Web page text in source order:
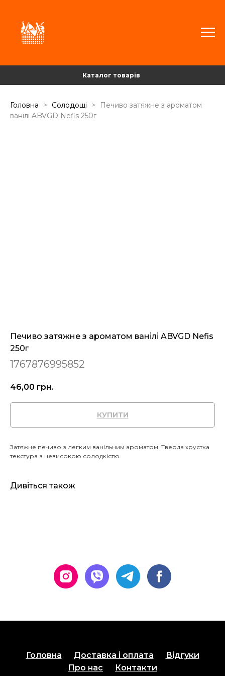
Каталог товарів
Головна Солодощі
Печиво затяжне з ароматом
ванілі ABVGD Nefis 250г
Печиво затяжне з ароматом ванілі ABVGD Nefis
250г
1767876995852
46,00 грн.
КУПИТИ
Затяжне печиво з легким ванільним ароматом. Тверда хрустка
текстура з невисокою солодкістю.
Дивіться також
Головна Доставка і оплата
Відгуки
Про нас
Контакти